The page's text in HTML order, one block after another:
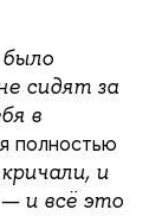
сидят за
в
полностью
и
и всё это